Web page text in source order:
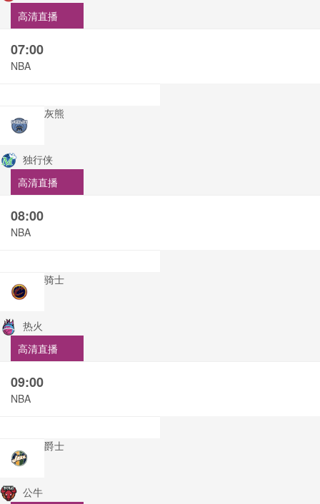
高清直播
07:00
NBA
灰熊
独行侠
高清直播
08:00
NBA
骑士
热火
高清直播
09:00
NBA
爵士
公牛